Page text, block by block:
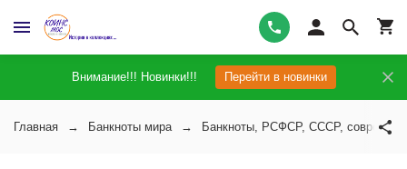
Внимание!!! Новинки!!! Перейти в новинки
Главная Банкноты мира Банкноты, РСФСР, СССР,